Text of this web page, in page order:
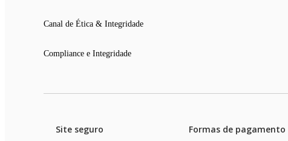
Canal de Ética & Integridade
Compliance e Integridade
Site seguro Formas de pagamento